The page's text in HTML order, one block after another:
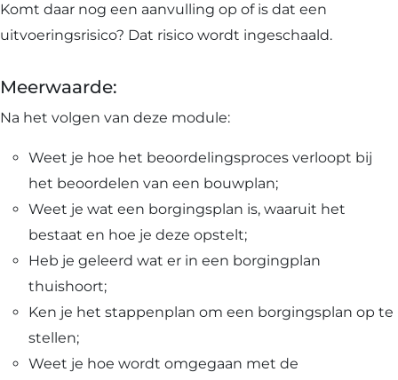
Komt daar nog een aanvulling op of is dat een
uitvoeringsrisico? Dat risico wordt ingeschaald.
Meerwaarde:
Na het volgen van deze module:
Weet je hoe het beoordelingsproces verloopt bij
het beoordelen van een bouwplan;
Weet je wat een borgingsplan is, waaruit het
bestaat en hoe je deze opstelt;
Heb je geleerd wat er in een borgingplan
thuishoort;
Ken je het stappenplan om een borgingsplan op te
stellen;
Weet je hoe wordt omgegaan met de